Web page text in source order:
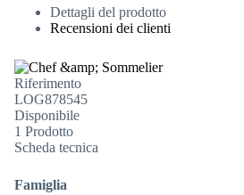
Dettagli del prodotto
Recensioni dei clienti
Riferimento
LOG878545
Disponibile
1 Prodotto
Scheda tecnica
Famiglia